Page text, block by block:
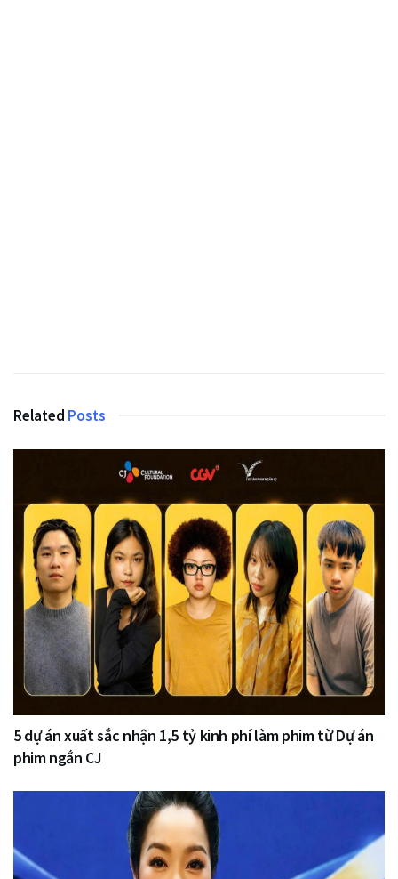
Related Posts
5 dự án xuất sắc nhận 1,5 tỷ kinh phí làm phim từ Dự án
phim ngắn CJ